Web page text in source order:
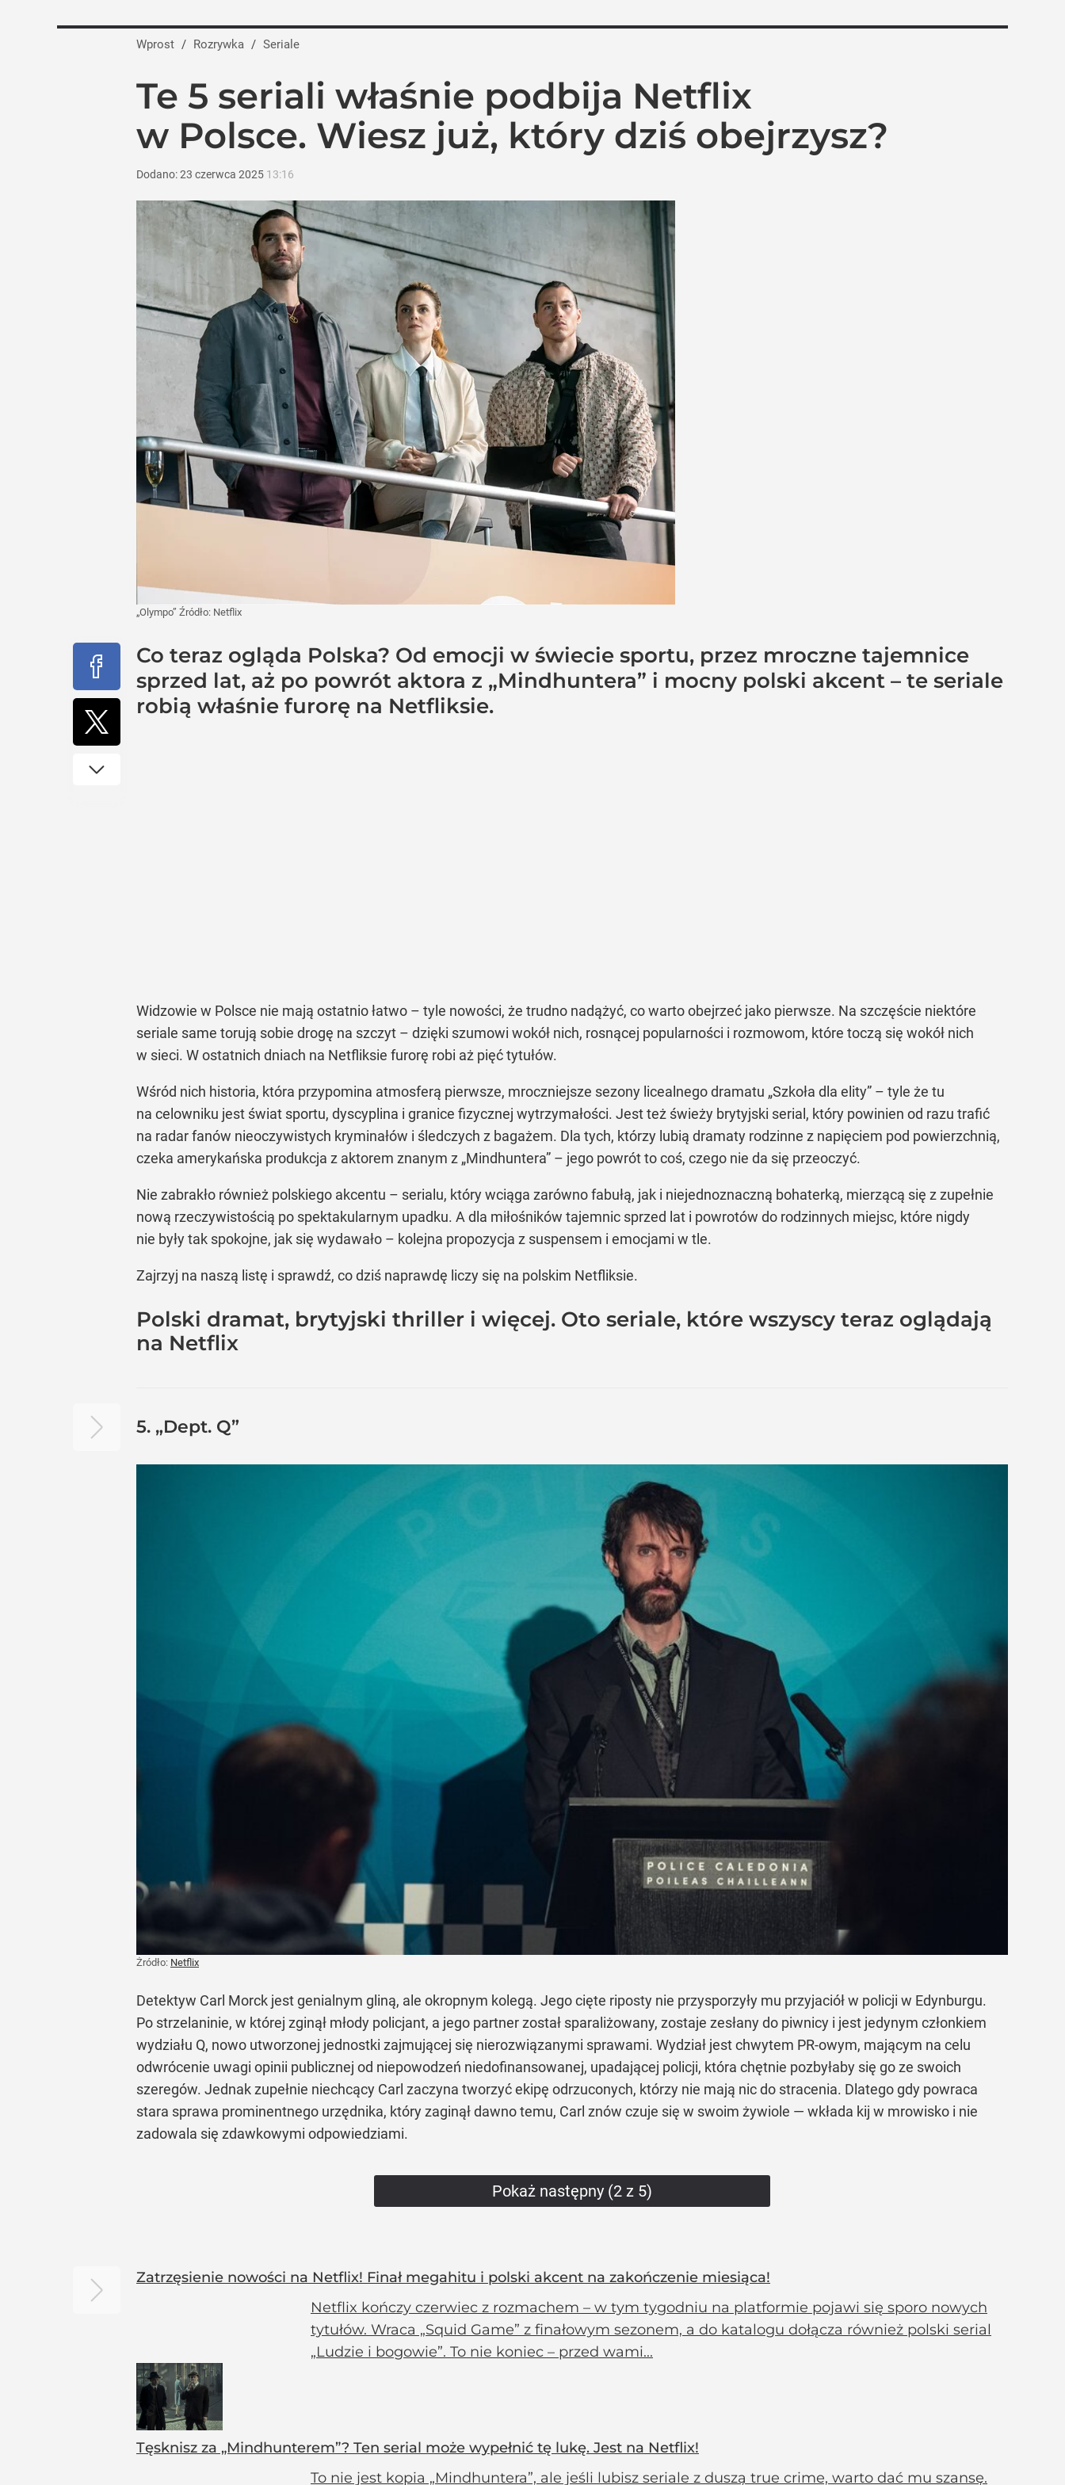
Wprost / Rozrywka / Seriale
Te 5 seriali właśnie podbija Netflix
w Polsce. Wiesz już, który dziś obejrzysz?
Dodano:23 czerwca 2025 13:16
„Olympo” Źródło: Netflix
Co teraz ogląda Polska? Od emocji w świecie sportu, przez mroczne tajemnice
sprzed lat, aż po powrót aktora z „Mindhuntera” i mocny polski akcent – te seriale
robią właśnie furorę na Netfliksie.
Widzowie w Polsce nie mają ostatnio łatwo – tyle nowości, że trudno nadążyć, co warto obejrzeć jako pierwsze. Na szczęście niektóre
seriale same torują sobie drogę na szczyt – dzięki szumowi wokół nich, rosnącej popularności i rozmowom, które toczą się wokół nich
w sieci. W ostatnich dniach na Netfliksie furorę robi aż pięć tytułów.
Wśród nich historia, która przypomina atmosferą pierwsze, mroczniejsze sezony licealnego dramatu „Szkoła dla elity” – tyle że tu
na celowniku jest świat sportu, dyscyplina i granice fizycznej wytrzymałości. Jest też świeży brytyjski serial, który powinien od razu trafić
na radar fanów nieoczywistych kryminałów i śledczych z bagażem. Dla tych, którzy lubią dramaty rodzinne z napięciem pod powierzchnią,
czeka amerykańska produkcja z aktorem znanym z „Mindhuntera” – jego powrót to coś, czego nie da się przeoczyć.
Nie zabrakło również polskiego akcentu – serialu, który wciąga zarówno fabułą, jak i niejednoznaczną bohaterką, mierzącą się z zupełnie
nową rzeczywistością po spektakularnym upadku. A dla miłośników tajemnic sprzed lat i powrotów do rodzinnych miejsc, które nigdy
nie były tak spokojne, jak się wydawało – kolejna propozycja z suspensem i emocjami w tle.
Zajrzyj na naszą listę i sprawdź, co dziś naprawdę liczy się na polskim Netfliksie.
Polski dramat, brytyjski thriller i więcej. Oto seriale, które wszyscy teraz oglądają
na Netflix
5. „Dept. Q”
Żródło: Netflix
Detektyw Carl Morck jest genialnym gliną, ale okropnym kolegą. Jego cięte riposty nie przysporzyły mu przyjaciół w policji w Edynburgu.
Po strzelaninie, w której zginął młody policjant, a jego partner został sparaliżowany, zostaje zesłany do piwnicy i jest jedynym członkiem
wydziału Q, nowo utworzonej jednostki zajmującej się nierozwiązanymi sprawami. Wydział jest chwytem PR-owym, mającym na celu
odwrócenie uwagi opinii publicznej od niepowodzeń niedofinansowanej, upadającej policji, która chętnie pozbyłaby się go ze swoich
szeregów. Jednak zupełnie niechcący Carl zaczyna tworzyć ekipę odrzuconych, którzy nie mają nic do stracenia. Dlatego gdy powraca
stara sprawa prominentnego urzędnika, który zaginął dawno temu, Carl znów czuje się w swoim żywiole — wkłada kij w mrowisko i nie
zadowala się zdawkowymi odpowiedziami.
Pokaż następny (2 z 5)
Zatrzęsienie nowości na Netflix! Finał megahitu i polski akcent na zakończenie miesiąca!
Netflix kończy czerwiec z rozmachem – w tym tygodniu na platformie pojawi się sporo nowych
tytułów. Wraca „Squid Game” z finałowym sezonem, a do katalogu dołącza również polski serial
„Ludzie i bogowie”. To nie koniec – przed wami...
Tęsknisz za „Mindhunterem”? Ten serial może wypełnić tę lukę. Jest na Netflix!
To nie jest kopia „Mindhuntera”, ale jeśli lubisz seriale z duszą true crime, warto dać mu szansę.